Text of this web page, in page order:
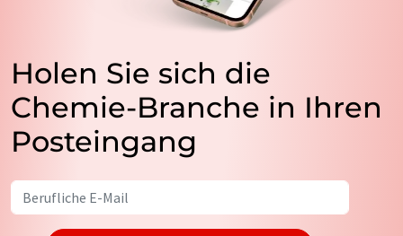
Holen Sie sich die
Chemie-Branche in Ihren
Posteingang